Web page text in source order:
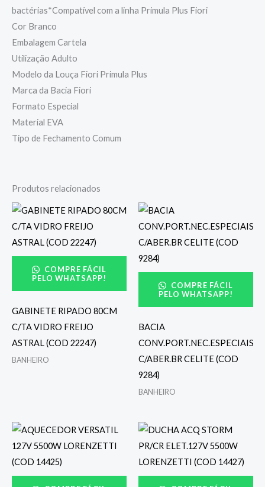
bactérias*Compatível com a linha Primula Plus Fiori
Cor Branco
Embalagem Cartela
Utilização Adulto
Modelo da Louça Fiori Primula Plus
Marca da Bacia Fiori
Formato Especial
Material EVA
Tipo de Fechamento Comum
Produtos relacionados
COMPRE FÁCIL
PELO WHATSAPP!
GABINETE RIPADO 80CM
C/TA VIDRO FREIJO
ASTRAL (COD 22247)
BANHEIRO
COMPRE FÁCIL
PELO WHATSAPP!
BACIA
CONV.PORT.NEC.ESPECIAIS
C/ABER.BR CELITE (COD
9284)
BANHEIRO